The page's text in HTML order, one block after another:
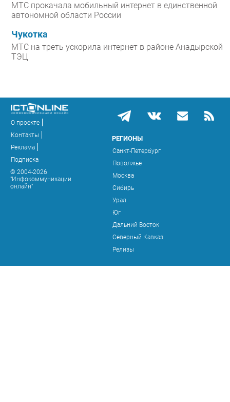
МТС прокачала мобильный интернет в единственной
автономной области России
Чукотка
МТС на треть ускорила интернет в районе Анадырской
ТЭЦ
О проекте
Контакты
Реклама
Подписка
© 2004-2026
"Инфокоммуникации
онлайн"
РЕГИОНЫ
Санкт-Петербург
Поволжье
Москва
Сибирь
Урал
Юг
Дальний Восток
Северный Кавказ
Релизы